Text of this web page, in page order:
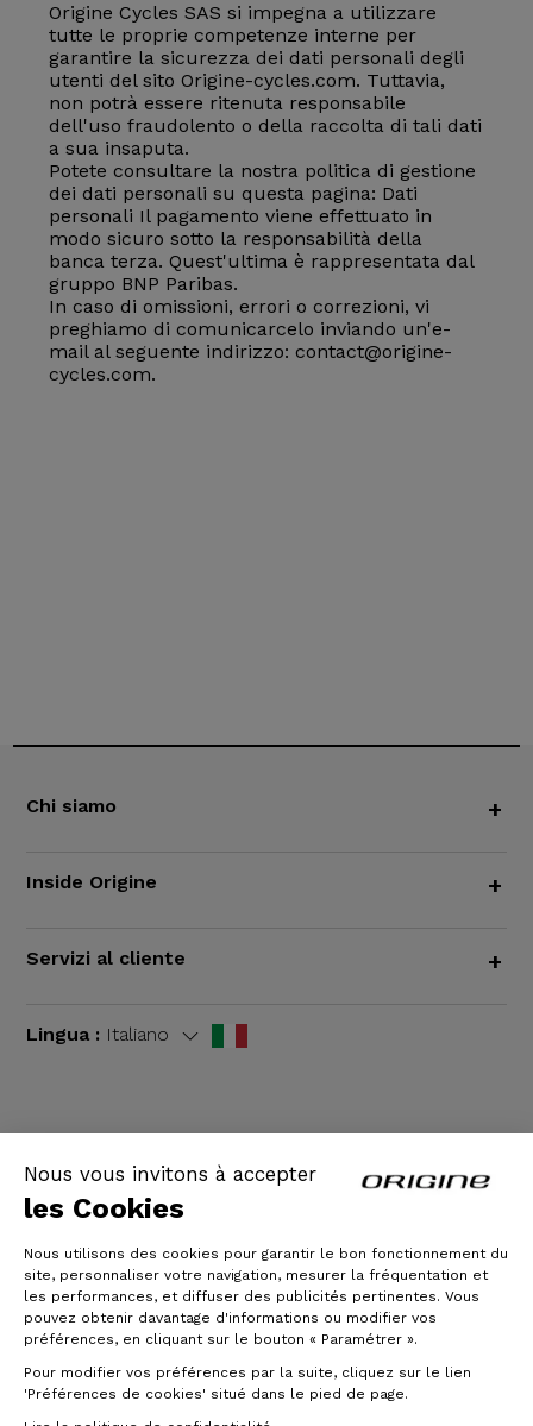
Nous vous invitons à accepter
les Cookies
Nous utilisons des cookies pour garantir le bon fonctionnement du
site, personnaliser votre navigation, mesurer la fréquentation et
les performances, et diffuser des publicités pertinentes. Vous
pouvez obtenir davantage d'informations ou modifier vos
préférences, en cliquant sur le bouton « Paramétrer ».
Pour modifier vos préférences par la suite, cliquez sur le lien
'Préférences de cookies' situé dans le pied de page.
Origine Cycles SAS si impegna a utilizzare
tutte le proprie competenze interne per
garantire la sicurezza dei dati personali degli
utenti del sito Origine-cycles.com. Tuttavia,
non potrà essere ritenuta responsabile
dell'uso fraudolento o della raccolta di tali dati
a sua insaputa.
Potete consultare la nostra politica di gestione
dei dati personali su questa pagina: Dati
personali Il pagamento viene effettuato in
modo sicuro sotto la responsabilità della
banca terza. Quest'ultima è rappresentata dal
gruppo BNP Paribas.
In caso di omissioni, errori o correzioni, vi
preghiamo di comunicarcelo inviando un'e-
mail al seguente indirizzo: contact@origine-
cycles.com.
Chi siamo +
Inside Origine +
Servizi al cliente +
Lingua : Italiano
TERMINI E CONDIZIONI GENERALI
legali
© Origine Cycles